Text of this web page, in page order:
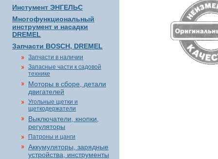
Инстумент ЭНГЕЛЬС
Многофункциональный
инструмент и насадки
DREMEL
Запчасти BOSCH, DREMEL
Запчасти в наличии
Запасные части к садовой
технике
Моторы в сборе, детали
двигателей
Угольные щетки и
щеткодержатели
Выключатели, кнопки,
регуляторы
Патроны и цанги
Аккумуляторы, зарядные
устройства, инструменты